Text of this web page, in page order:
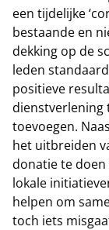
een tijdelijke
bestaande en
dekking op de
leden
positieve
dienstverlening
toevoegen.
het uitbreiden
donatie te doen
lokale
helpen om
toch iets